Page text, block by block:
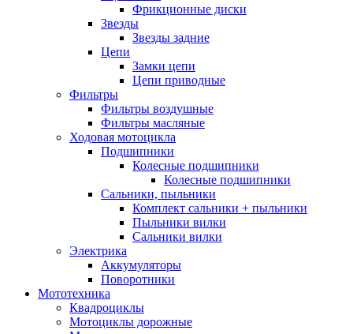
Фрикционные диски
Звезды
Звезды задние
Цепи
Замки цепи
Цепи приводные
Фильтры
Фильтры воздушные
Фильтры масляные
Ходовая мотоцикла
Подшипники
Колесные подшипники
Колесные подшипники
Сальники, пыльники
Комплект сальники + пыльники
Пыльники вилки
Сальники вилки
Электрика
Аккумуляторы
Поворотники
Мототехника
Квадроциклы
Мотоциклы дорожные